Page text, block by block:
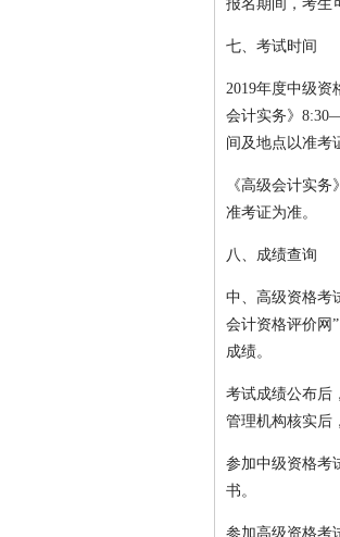
报名期间，考生
七、考试时间
2019年度中级资
会计实务》
间及地点以准考
《高级会计实
准考证为准。
八、成绩查询
中、高级资格考
会计资格评价网
成绩。
考试成绩公布后
管理机构核实后
参加中级资格考
书。
参加高级资格考